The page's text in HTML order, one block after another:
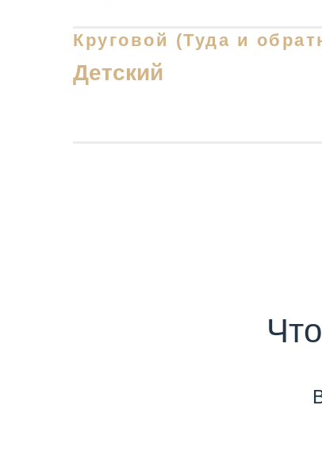
Круговой (Туда и
Детский